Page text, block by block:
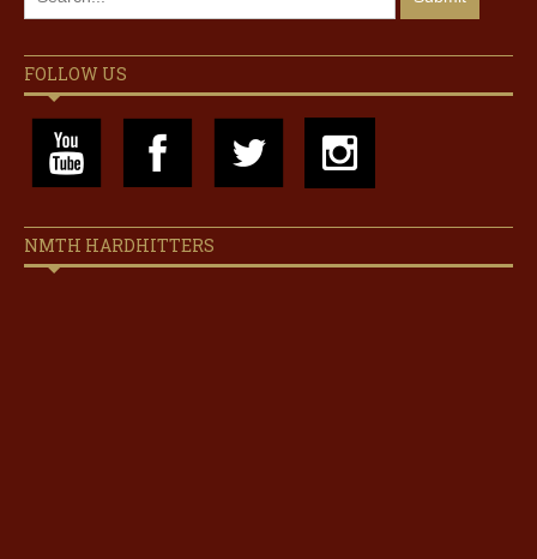
FOLLOW US
NMTH HARDHITTERS